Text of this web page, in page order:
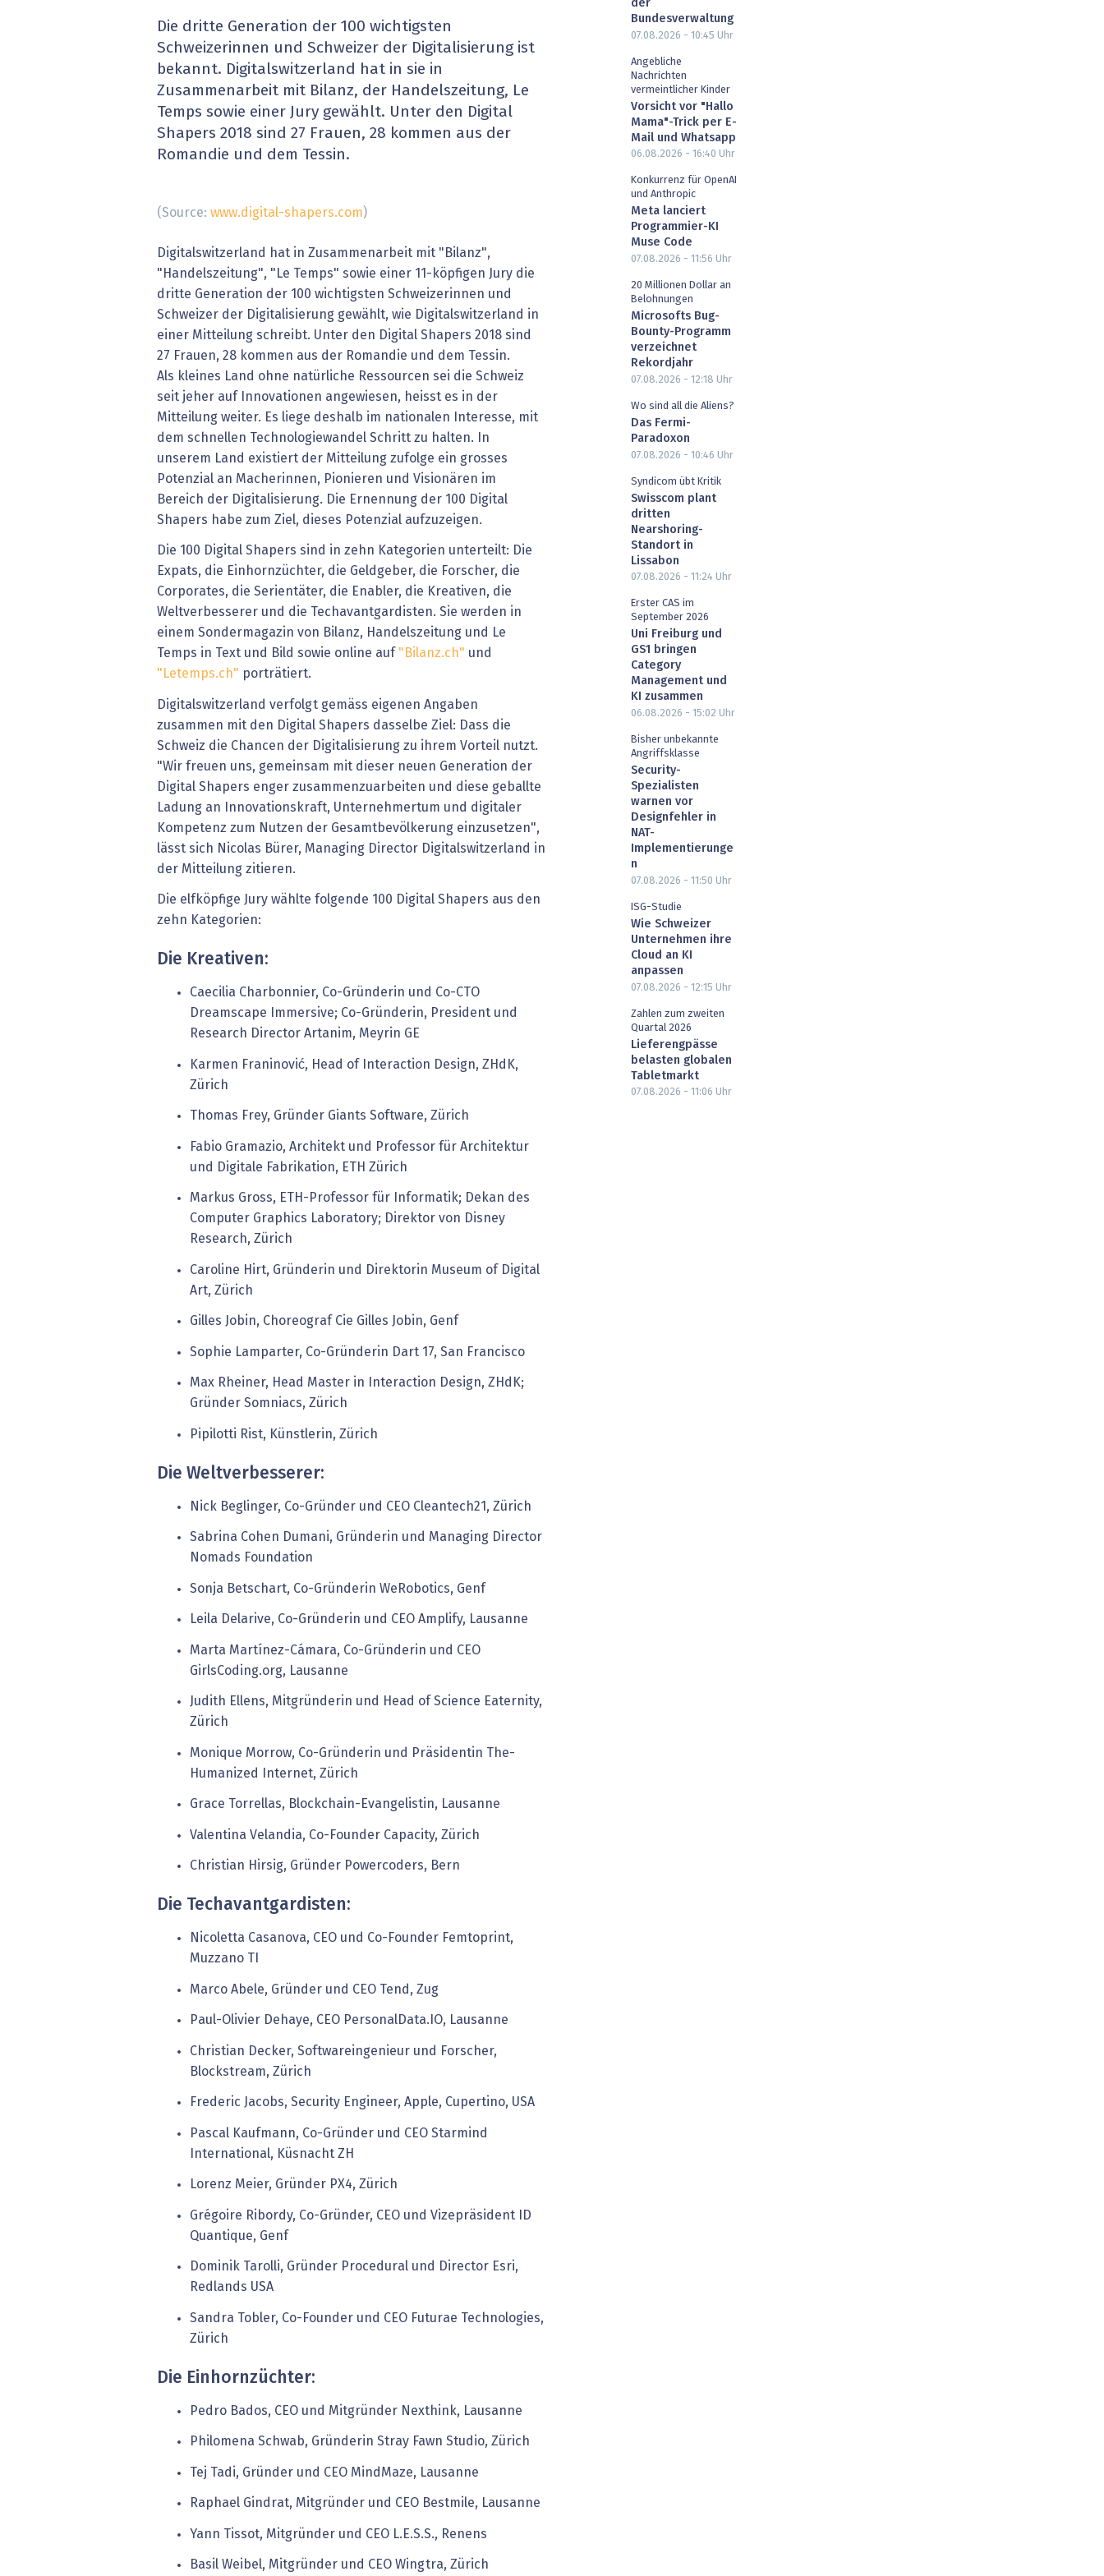
» alle News Gesundheit wird digital
EU-DSGVO
XaaS, Managed Services & Co.
» alle Dossiers
Artificial Intelligence
Finance 2030
Fintech & Insurtech
Professional AV & Digital Signage
Die dritte Generation der 100 wichtigsten
Schweizerinnen und Schweizer der Digitalisierung ist
bekannt. Digitalswitzerland hat in sie in
Zusammenarbeit mit Bilanz, der Handelszeitung, Le
Temps sowie einer Jury gewählt. Unter den Digital
Shapers 2018 sind 27 Frauen, 28 kommen aus der
Romandie und dem Tessin.
(Source: www.digital-shapers.com)
Digitalswitzerland hat in Zusammenarbeit mit "Bilanz",
"Handelszeitung", "Le Temps" sowie einer 11-köpfigen Jury die
dritte Generation der 100 wichtigsten Schweizerinnen und
Schweizer der Digitalisierung gewählt, wie Digitalswitzerland in
einer Mitteilung schreibt. Unter den Digital Shapers 2018 sind
27 Frauen, 28 kommen aus der Romandie und dem Tessin.
Als kleines Land ohne natürliche Ressourcen sei die Schweiz
seit jeher auf Innovationen angewiesen, heisst es in der
Mitteilung weiter. Es liege deshalb im nationalen Interesse, mit
dem schnellen Technologiewandel Schritt zu halten. In
unserem Land existiert der Mitteilung zufolge ein grosses
Potenzial an Macherinnen, Pionieren und Visionären im
Bereich der Digitalisierung. Die Ernennung der 100 Digital
Shapers habe zum Ziel, dieses Potenzial aufzuzeigen.
Die 100 Digital Shapers sind in zehn Kategorien unterteilt: Die
Expats, die Einhornzüchter, die Geldgeber, die Forscher, die
Corporates, die Serientäter, die Enabler, die Kreativen, die
Weltverbesserer und die Techavantgardisten. Sie werden in
einem Sondermagazin von Bilanz, Handelszeitung und Le
Temps in Text und Bild sowie online auf " Bilanz.ch" und
"Letemps.ch" porträtiert.
Digitalswitzerland verfolgt gemäss eigenen Angaben
zusammen mit den Digital Shapers dasselbe Ziel: Dass die
Schweiz die Chancen der Digitalisierung zu ihrem Vorteil nutzt.
"Wir freuen uns, gemeinsam mit dieser neuen Generation der
Digital Shapers enger zusammenzuarbeiten und diese geballte
Ladung an Innovationskraft, Unternehmertum und digitaler
Kompetenz zum Nutzen der Gesamtbevölkerung einzusetzen",
lässt sich Nicolas Bürer, Managing Director Digitalswitzerland in
der Mitteilung zitieren.
Die elfköpfige Jury wählte folgende 100 Digital Shapers aus den
zehn Kategorien:
Die Kreativen:
Caecilia Charbonnier, Co-Gründerin und Co-CTO
Dreamscape Immersive; Co-Gründerin, President und
Research Director Artanim, Meyrin GE
Karmen Franinović, Head of Interaction Design, ZHdK,
Zürich
Thomas Frey, Gründer Giants Software, Zürich
Fabio Gramazio, Architekt und Professor für Architektur
und Digitale Fabrikation, ETH Zürich
Markus Gross, ETH-Professor für Informatik; Dekan des
Computer Graphics Laboratory; Direktor von Disney
Research, Zürich
Caroline Hirt, Gründerin und Direktorin Museum of Digital
Art, Zürich
Gilles Jobin, Choreograf Cie Gilles Jobin, Genf
Sophie Lamparter, Co-Gründerin Dart 17, San Francisco
Max Rheiner, Head Master in Interaction Design, ZHdK;
Gründer Somniacs, Zürich
Pipilotti Rist, Künstlerin, Zürich
Die Weltverbesserer:
Nick Beglinger, Co-Gründer und CEO Cleantech21, Zürich
Sabrina Cohen Dumani, Gründerin und Managing Director
Nomads Foundation
Sonja Betschart, Co-Gründerin WeRobotics, Genf
Leila Delarive, Co-Gründerin und CEO Amplify, Lausanne
Marta Martínez-Cámara, Co-Gründerin und CEO
GirlsCoding.org, Lausanne
Judith Ellens, Mitgründerin und Head of Science Eaternity,
Zürich
Monique Morrow, Co-Gründerin und Präsidentin The-
Humanized Internet, Zürich
Grace Torrellas, Blockchain-Evangelistin, Lausanne
Valentina Velandia, Co-Founder Capacity, Zürich
Christian Hirsig, Gründer Powercoders, Bern
Die Techavantgardisten:
Nicoletta Casanova, CEO und Co-Founder Femtoprint,
Muzzano TI
Marco Abele, Gründer und CEO Tend, Zug
Paul-Olivier Dehaye, CEO PersonalData.IO, Lausanne
Christian Decker, Softwareingenieur und Forscher,
Blockstream, Zürich
Frederic Jacobs, Security Engineer, Apple, Cupertino, USA
Pascal Kaufmann, Co-Gründer und CEO Starmind
International, Küsnacht ZH
Lorenz Meier, Gründer PX4, Zürich
Grégoire Ribordy, Co-Gründer, CEO und Vizepräsident ID
Quantique, Genf
Dominik Tarolli, Gründer Procedural und Director Esri,
Redlands USA
Sandra Tobler, Co-Founder und CEO Futurae Technologies,
Zürich
Die Einhornzüchter:
Pedro Bados, CEO und Mitgründer Nexthink, Lausanne
Philomena Schwab, Gründerin Stray Fawn Studio, Zürich
Tej Tadi, Gründer und CEO MindMaze, Lausanne
Raphael Gindrat, Mitgründer und CEO Bestmile, Lausanne
Yann Tissot, Mitgründer und CEO L.E.S.S., Renens
Basil Weibel, Mitgründer und CEO Wingtra, Zürich
der
Bundesverwaltung
07.08.2026 - 10:45 Uhr
Angebliche
Nachrichten
vermeintlicher Kinder
Vorsicht vor "Hallo
Mama"-Trick per E-
Mail und Whatsapp
06.08.2026 - 16:40 Uhr
Konkurrenz für OpenAI
und Anthropic
Meta lanciert
Programmier-KI
Muse Code
07.08.2026 - 11:56 Uhr
20 Millionen Dollar an
Belohnungen
Microsofts Bug-
Bounty-Programm
verzeichnet
Rekordjahr
07.08.2026 - 12:18 Uhr
Wo sind all die Aliens?
Das Fermi-
Paradoxon
07.08.2026 - 10:46 Uhr
Syndicom übt Kritik
Swisscom plant
dritten
Nearshoring-
Standort in
Lissabon
07.08.2026 - 11:24 Uhr
Erster CAS im
September 2026
Uni Freiburg und
GS1 bringen
Category
Management und
KI zusammen
06.08.2026 - 15:02 Uhr
Bisher unbekannte
Angriffsklasse
Security-
Spezialisten
warnen vor
Designfehler in
NAT-
Implementierunge
n
07.08.2026 - 11:50 Uhr
ISG-Studie
Wie Schweizer
Unternehmen ihre
Cloud an KI
anpassen
07.08.2026 - 12:15 Uhr
Zahlen zum zweiten
Quartal 2026
Lieferengpässe
belasten globalen
Tabletmarkt
07.08.2026 - 11:06 Uhr